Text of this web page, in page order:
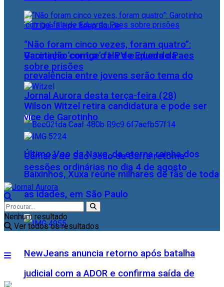
Vacinação contra o HPV e queda da
prevalência entre jovens serão tema do
Jornal Aurora desta terça-feira (28)
Último Voo da Nave, da eterna rainha dos
Baixinhos, Xuxa reúne milhares de fãs de toda
as idades, em São Paulo
NewJeans anuncia retorno após batalha
judicial com a ADOR e confirma saída de
“Não foram cinco vezes, foram quatro”:
Garotinho ‘corrige’ fala de Eduardo Paes
sobre prisões
Wilson Witzel retira candidatura e pode ser
vice de Garotinho
Câmara de São João da Barra retoma
sessões ordinárias no dia 4 de agosto
Nenhum resultado
Ver todos os resultados